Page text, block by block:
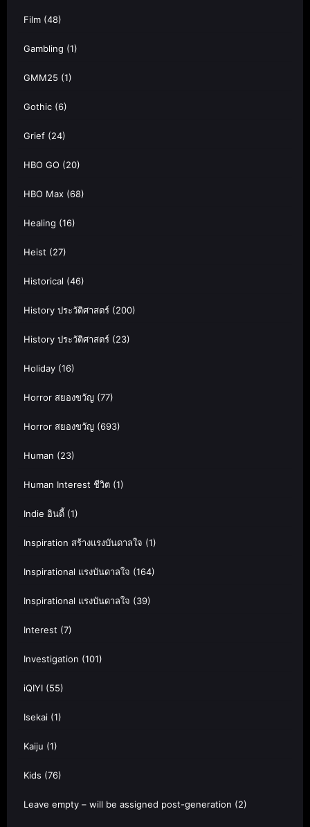
Film (48)
Gambling (1)
GMM25 (1)
Gothic (6)
Grief (24)
HBO GO (20)
HBO Max (68)
Healing (16)
Heist (27)
Historical (46)
History ประวัติศาสตร์ (200)
History ประวัติศาสตร์ (23)
Holiday (16)
Horror สยองขวัญ (77)
Horror สยองขวัญ (693)
Human (23)
Human Interest ชีวิต (1)
Indie อินดี้ (1)
Inspiration สร้างแรงบันดาลใจ (1)
Inspirational แรงบันดาลใจ (164)
Inspirational แรงบันดาลใจ (39)
Interest (7)
Investigation (101)
iQIYI (55)
Isekai (1)
Kaiju (1)
Kids (76)
Leave empty – will be assigned post-generation (2)